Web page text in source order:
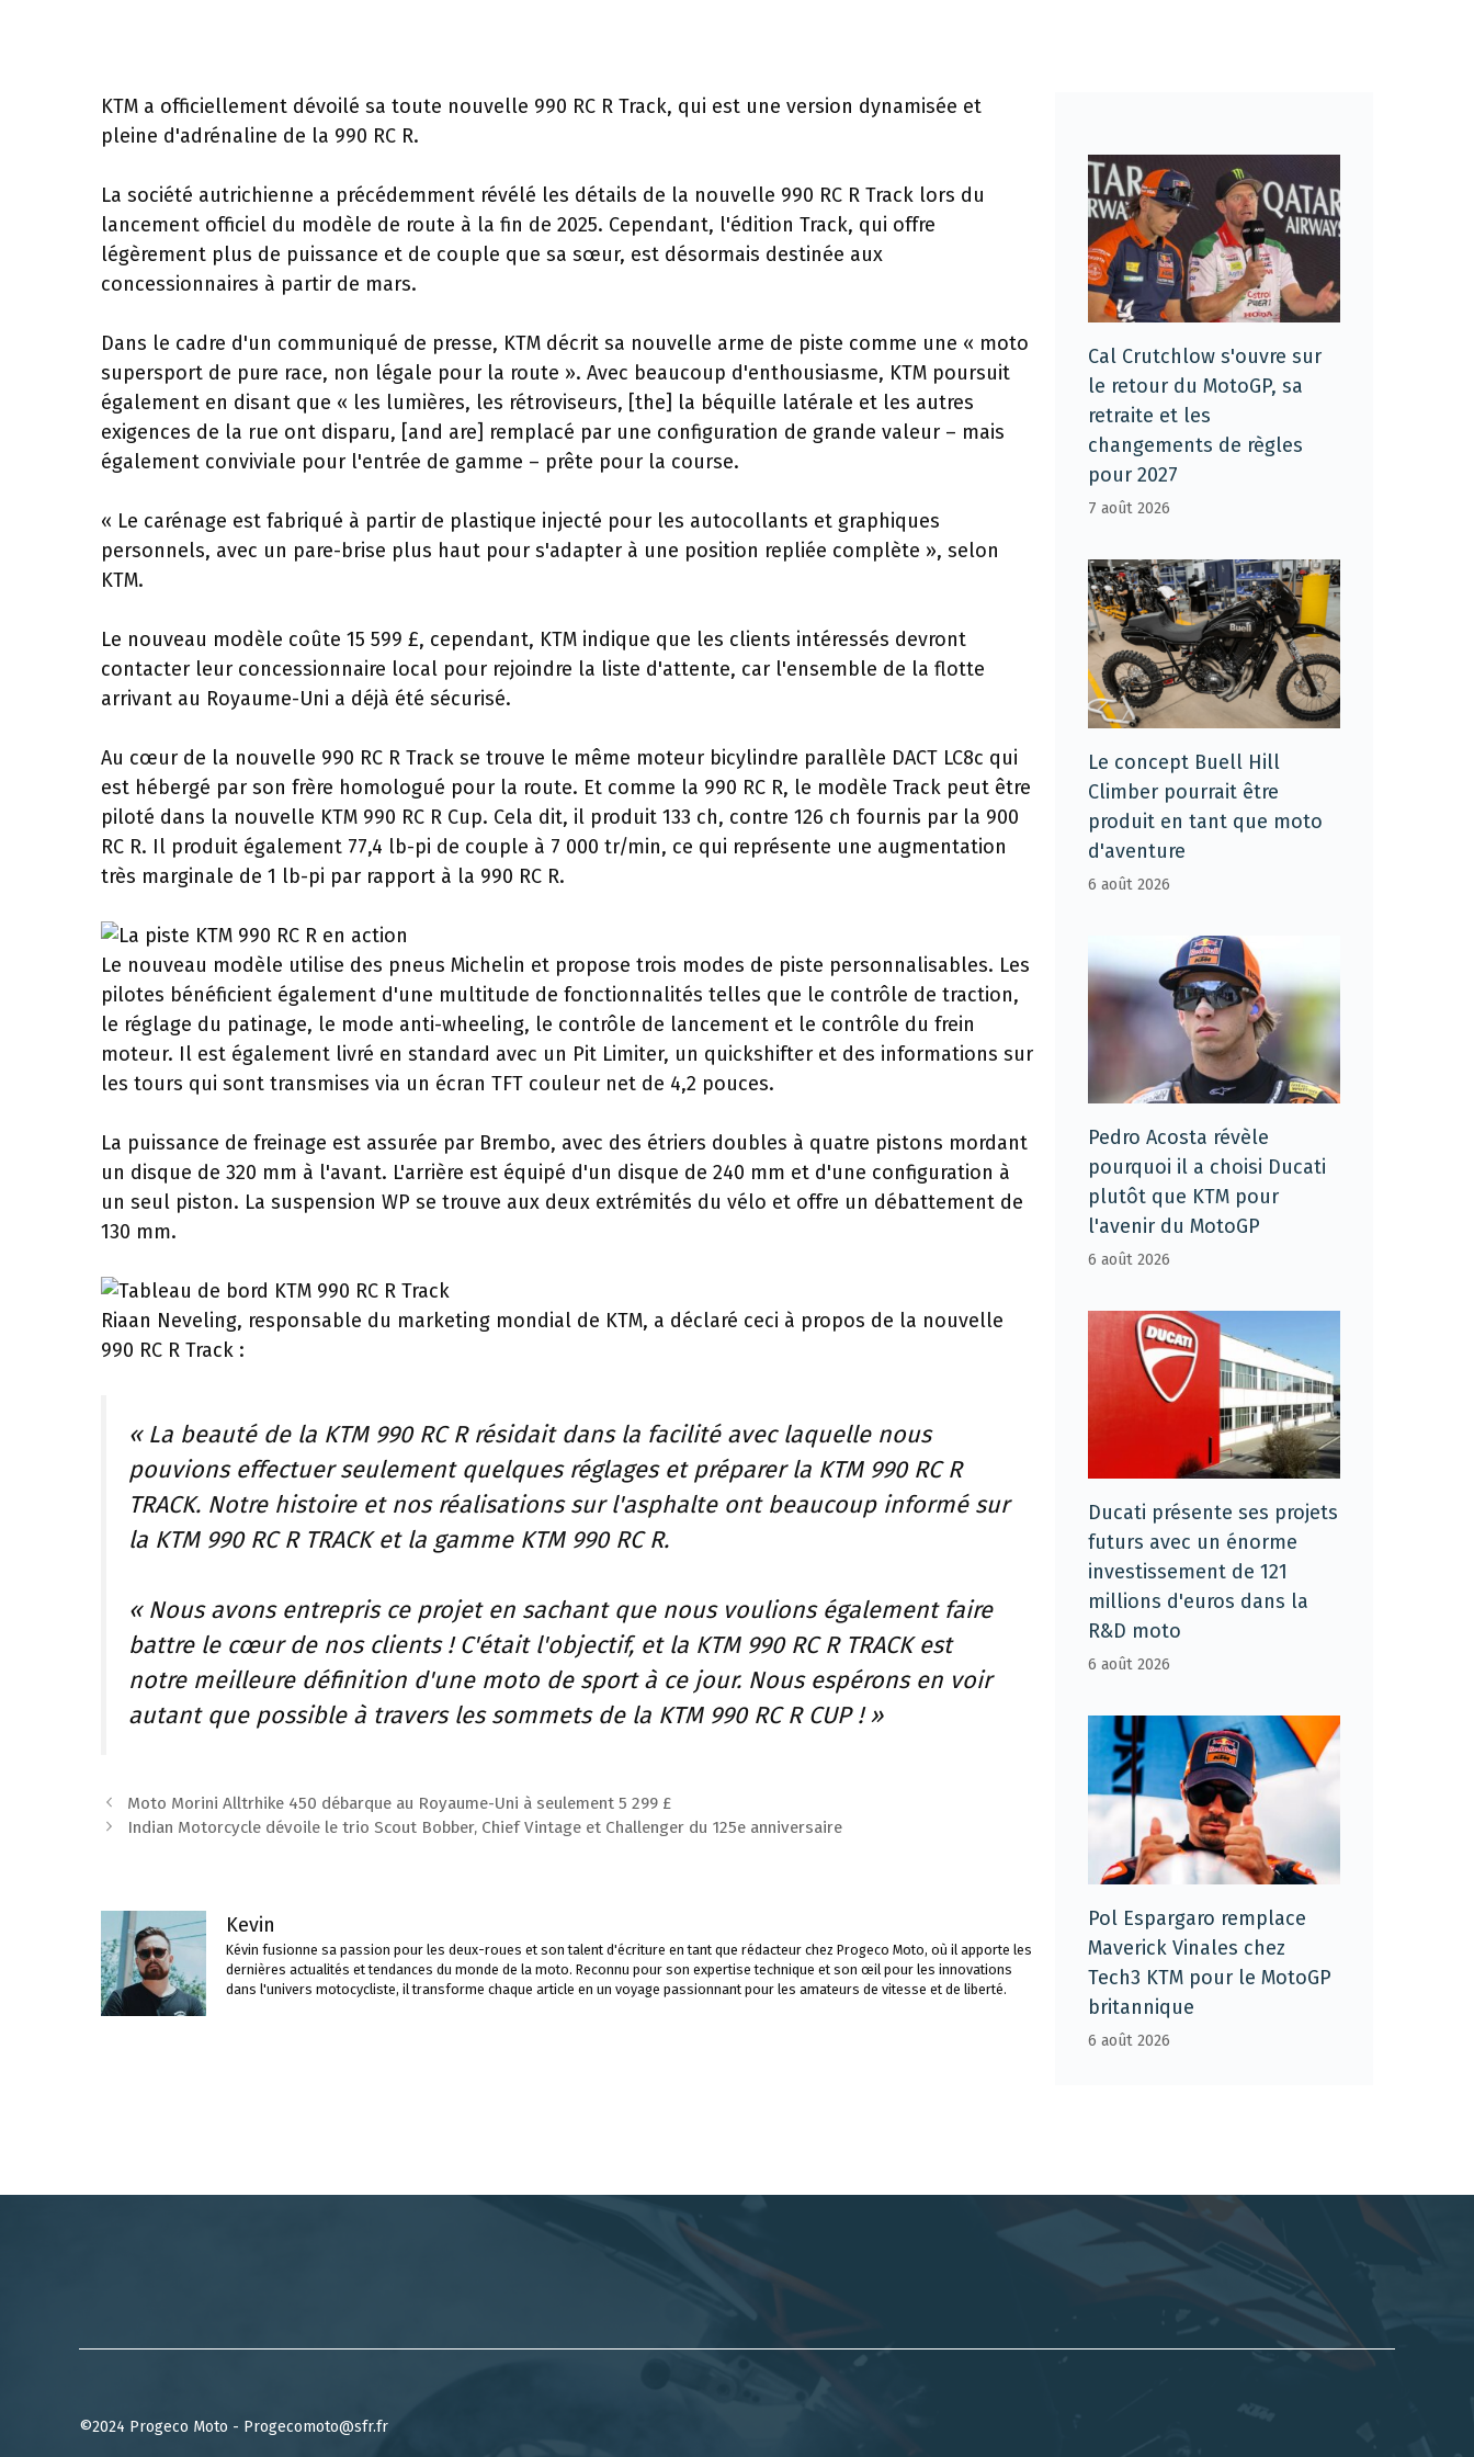
KTM a officiellement dévoilé sa toute nouvelle 990 RC R Track, qui est une version dynamisée et
pleine d'adrénaline de la 990 RC R.
La société autrichienne a précédemment révélé les détails de la nouvelle 990 RC R Track lors du
lancement officiel du modèle de route à la fin de 2025. Cependant, l'édition Track, qui offre
légèrement plus de puissance et de couple que sa sœur, est désormais destinée aux
concessionnaires à partir de mars.
Dans le cadre d'un communiqué de presse, KTM décrit sa nouvelle arme de piste comme une « moto
supersport de pure race, non légale pour la route ». Avec beaucoup d'enthousiasme, KTM poursuit
également en disant que « les lumières, les rétroviseurs, [the] la béquille latérale et les autres
exigences de la rue ont disparu, [and are] remplacé par une configuration de grande valeur – mais
également conviviale pour l'entrée de gamme – prête pour la course.
« Le carénage est fabriqué à partir de plastique injecté pour les autocollants et graphiques
personnels, avec un pare-brise plus haut pour s'adapter à une position repliée complète », selon
KTM.
Le nouveau modèle coûte 15 599 £, cependant, KTM indique que les clients intéressés devront
contacter leur concessionnaire local pour rejoindre la liste d'attente, car l'ensemble de la flotte
arrivant au Royaume-Uni a déjà été sécurisé.
Au cœur de la nouvelle 990 RC R Track se trouve le même moteur bicylindre parallèle DACT LC8c qui
est hébergé par son frère homologué pour la route. Et comme la 990 RC R, le modèle Track peut être
piloté dans la nouvelle KTM 990 RC R Cup. Cela dit, il produit 133 ch, contre 126 ch fournis par la 900
RC R. Il produit également 77,4 lb-pi de couple à 7 000 tr/min, ce qui représente une augmentation
très marginale de 1 lb-pi par rapport à la 990 RC R.
Le nouveau modèle utilise des pneus Michelin et propose trois modes de piste personnalisables. Les
pilotes bénéficient également d'une multitude de fonctionnalités telles que le contrôle de traction,
le réglage du patinage, le mode anti-wheeling, le contrôle de lancement et le contrôle du frein
moteur. Il est également livré en standard avec un Pit Limiter, un quickshifter et des informations sur
les tours qui sont transmises via un écran TFT couleur net de 4,2 pouces.
La puissance de freinage est assurée par Brembo, avec des étriers doubles à quatre pistons mordant
un disque de 320 mm à l'avant. L'arrière est équipé d'un disque de 240 mm et d'une configuration à
un seul piston. La suspension WP se trouve aux deux extrémités du vélo et offre un débattement de
130 mm.
Riaan Neveling, responsable du marketing mondial de KTM, a déclaré ceci à propos de la nouvelle
990 RC R Track :
« La beauté de la KTM 990 RC R résidait dans la facilité avec laquelle nous
pouvions effectuer seulement quelques réglages et préparer la KTM 990 RC R
TRACK. Notre histoire et nos réalisations sur l'asphalte ont beaucoup informé sur
la KTM 990 RC R TRACK et la gamme KTM 990 RC R.
« Nous avons entrepris ce projet en sachant que nous voulions également faire
battre le cœur de nos clients ! C'était l'objectif, et la KTM 990 RC R TRACK est
notre meilleure définition d'une moto de sport à ce jour. Nous espérons en voir
autant que possible à travers les sommets de la KTM 990 RC R CUP ! »
Navigation
des
Moto Morini Alltrhike 450 débarque au Royaume-Uni à seulement 5 299 £
Indian Motorcycle dévoile le trio Scout Bobber, Chief Vintage et Challenger du 125e anniversaire
Kevin
Kévin fusionne sa passion pour les deux-roues et son talent d'écriture en tant que rédacteur chez Progeco Moto, où il apporte les
dernières actualités et tendances du monde de la moto. Reconnu pour son expertise technique et son œil pour les innovations
dans l'univers motocycliste, il transforme chaque article en un voyage passionnant pour les amateurs de vitesse et de liberté.
Cal Crutchlow s'ouvre sur
le retour du MotoGP, sa
retraite et les
changements de règles
pour 2027
7 août 2026
Le concept Buell Hill
Climber pourrait être
produit en tant que moto
d'aventure
6 août 2026
Pedro Acosta révèle
pourquoi il a choisi Ducati
plutôt que KTM pour
l'avenir du MotoGP
6 août 2026
Ducati présente ses projets
futurs avec un énorme
investissement de 121
millions d'euros dans la
R&D moto
6 août 2026
Pol Espargaro remplace
Maverick Vinales chez
Tech3 KTM pour le MotoGP
britannique
6 août 2026
©2024 Progeco Moto - Progecomoto@sfr.fr